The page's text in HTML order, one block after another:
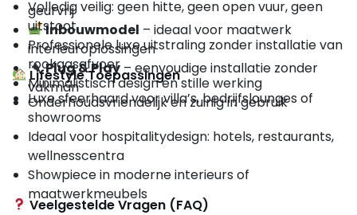
geurvrij
Inbouwmodel – ideaal voor maatwerk
interieuroplossingen
Plug & Play– eenvoudige installatie zonder
vakman
Volledig veilig: geen hitte, geen open vuur, geen
uitstoot
Professionele luxe uitstraling zonder installatie van
rookgasafvoer
Minimalistisch design en stille werking
Onderhoudsvriendelijk en zuinig in gebruik
Lifestyle Toepassingen
Luxe sfeerhaard voor villa’s, bedrijfslounges of
showrooms
Ideaal voor hospitalitydesign: hotels, restaurants,
wellnesscentra
Showpiece in moderne interieurs of
maatwerkmeubels
Veelgestelde Vragen (FAQ)